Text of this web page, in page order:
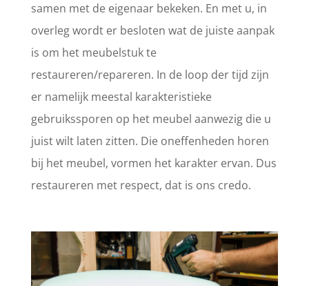
samen met de eigenaar bekeken. En met u, in
overleg wordt er besloten wat de juiste aanpak
is om het meubelstuk te
restaureren/repareren. In de loop der tijd zijn
er namelijk meestal karakteristieke
gebruikssporen op het meubel aanwezig die u
juist wilt laten zitten. Die oneffenheden horen
bij het meubel, vormen het karakter ervan. Dus
restaureren met respect, dat is ons credo.